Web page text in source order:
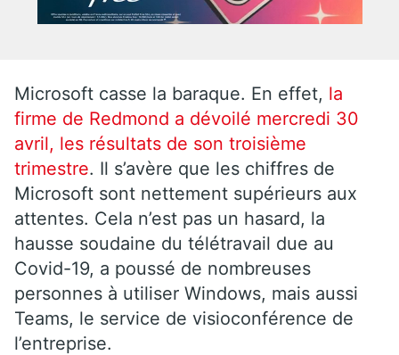
Microsoft casse la baraque. En effet, la
firme de Redmond a dévoilé mercredi 30
avril, les résultats de son troisième
trimestre. Il s’avère que les chiffres de
Microsoft sont nettement supérieurs aux
attentes. Cela n’est pas un hasard, la
hausse soudaine du télétravail due au
Covid-19, a poussé de nombreuses
personnes à utiliser Windows, mais aussi
Teams, le service de visioconférence de
l’entreprise.